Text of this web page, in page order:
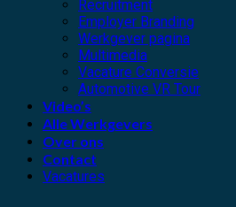
Recruitment
Employer Branding
Werkgever pagina
Multimedia
Vacature Conversie
Automotive VR Tour
Video’s
Alle Werkgevers
Over ons
Contact
Vacatures